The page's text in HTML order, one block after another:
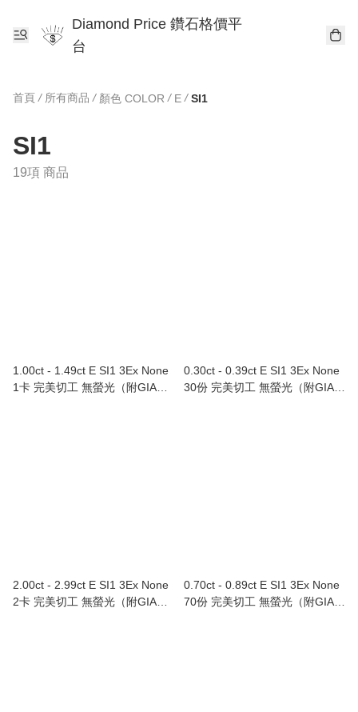
Diamond Price 鑽石格價平
台
首頁 / 所有商品 / 顏色 COLOR / E / SI1
SI1
19項 商品
1.00ct - 1.49ct E SI1 3Ex None
1卡 完美切工 無螢光（附GIA證
0.30ct - 0.39ct E SI1 3Ex None
30份 完美切工 無螢光（附GIA證
2.00ct - 2.99ct E SI1 3Ex None
2卡 完美切工 無螢光（附GIA證
0.70ct - 0.89ct E SI1 3Ex None
70份 完美切工 無螢光（附GIA證